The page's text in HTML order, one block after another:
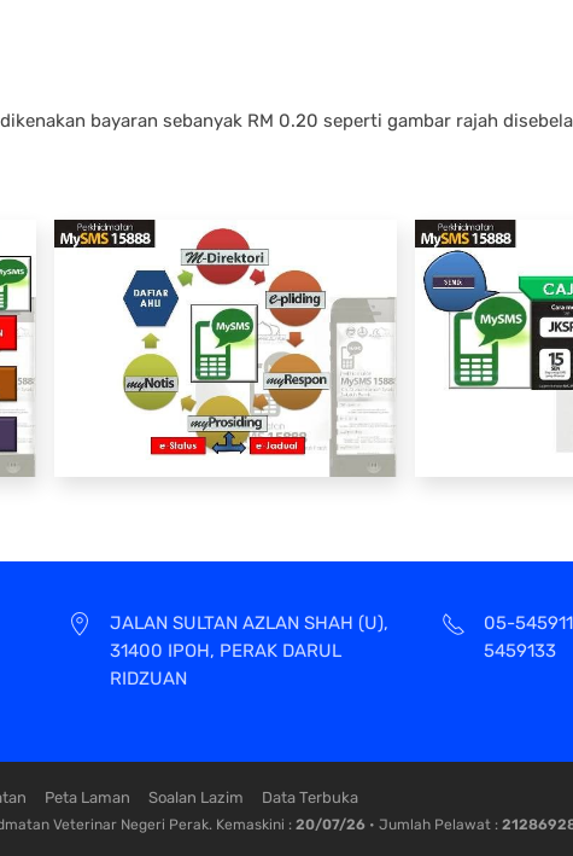
bayaran sebanyak RM 0.20 seperti gambar rajah
JALAN SULTAN AZLAN SHAH (U),
31400 IPOH, PERAK DARUL
RIDZUAN
05-
5459133
Peta Laman Soalan Lazim Data Terbuka
Veterinar Negeri Perak. Kemaskini : 20/07/26 • Jumlah Pelawat :